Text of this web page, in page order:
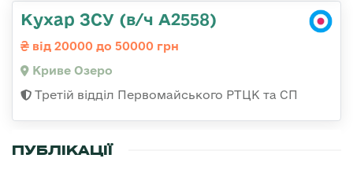
Кухар ЗСУ (в/ч А2558)
від 20000 до 50000 грн
Криве Озеро
Третій відділ Первомайського РТЦК та СП
ПУБЛІКАЦІЇ